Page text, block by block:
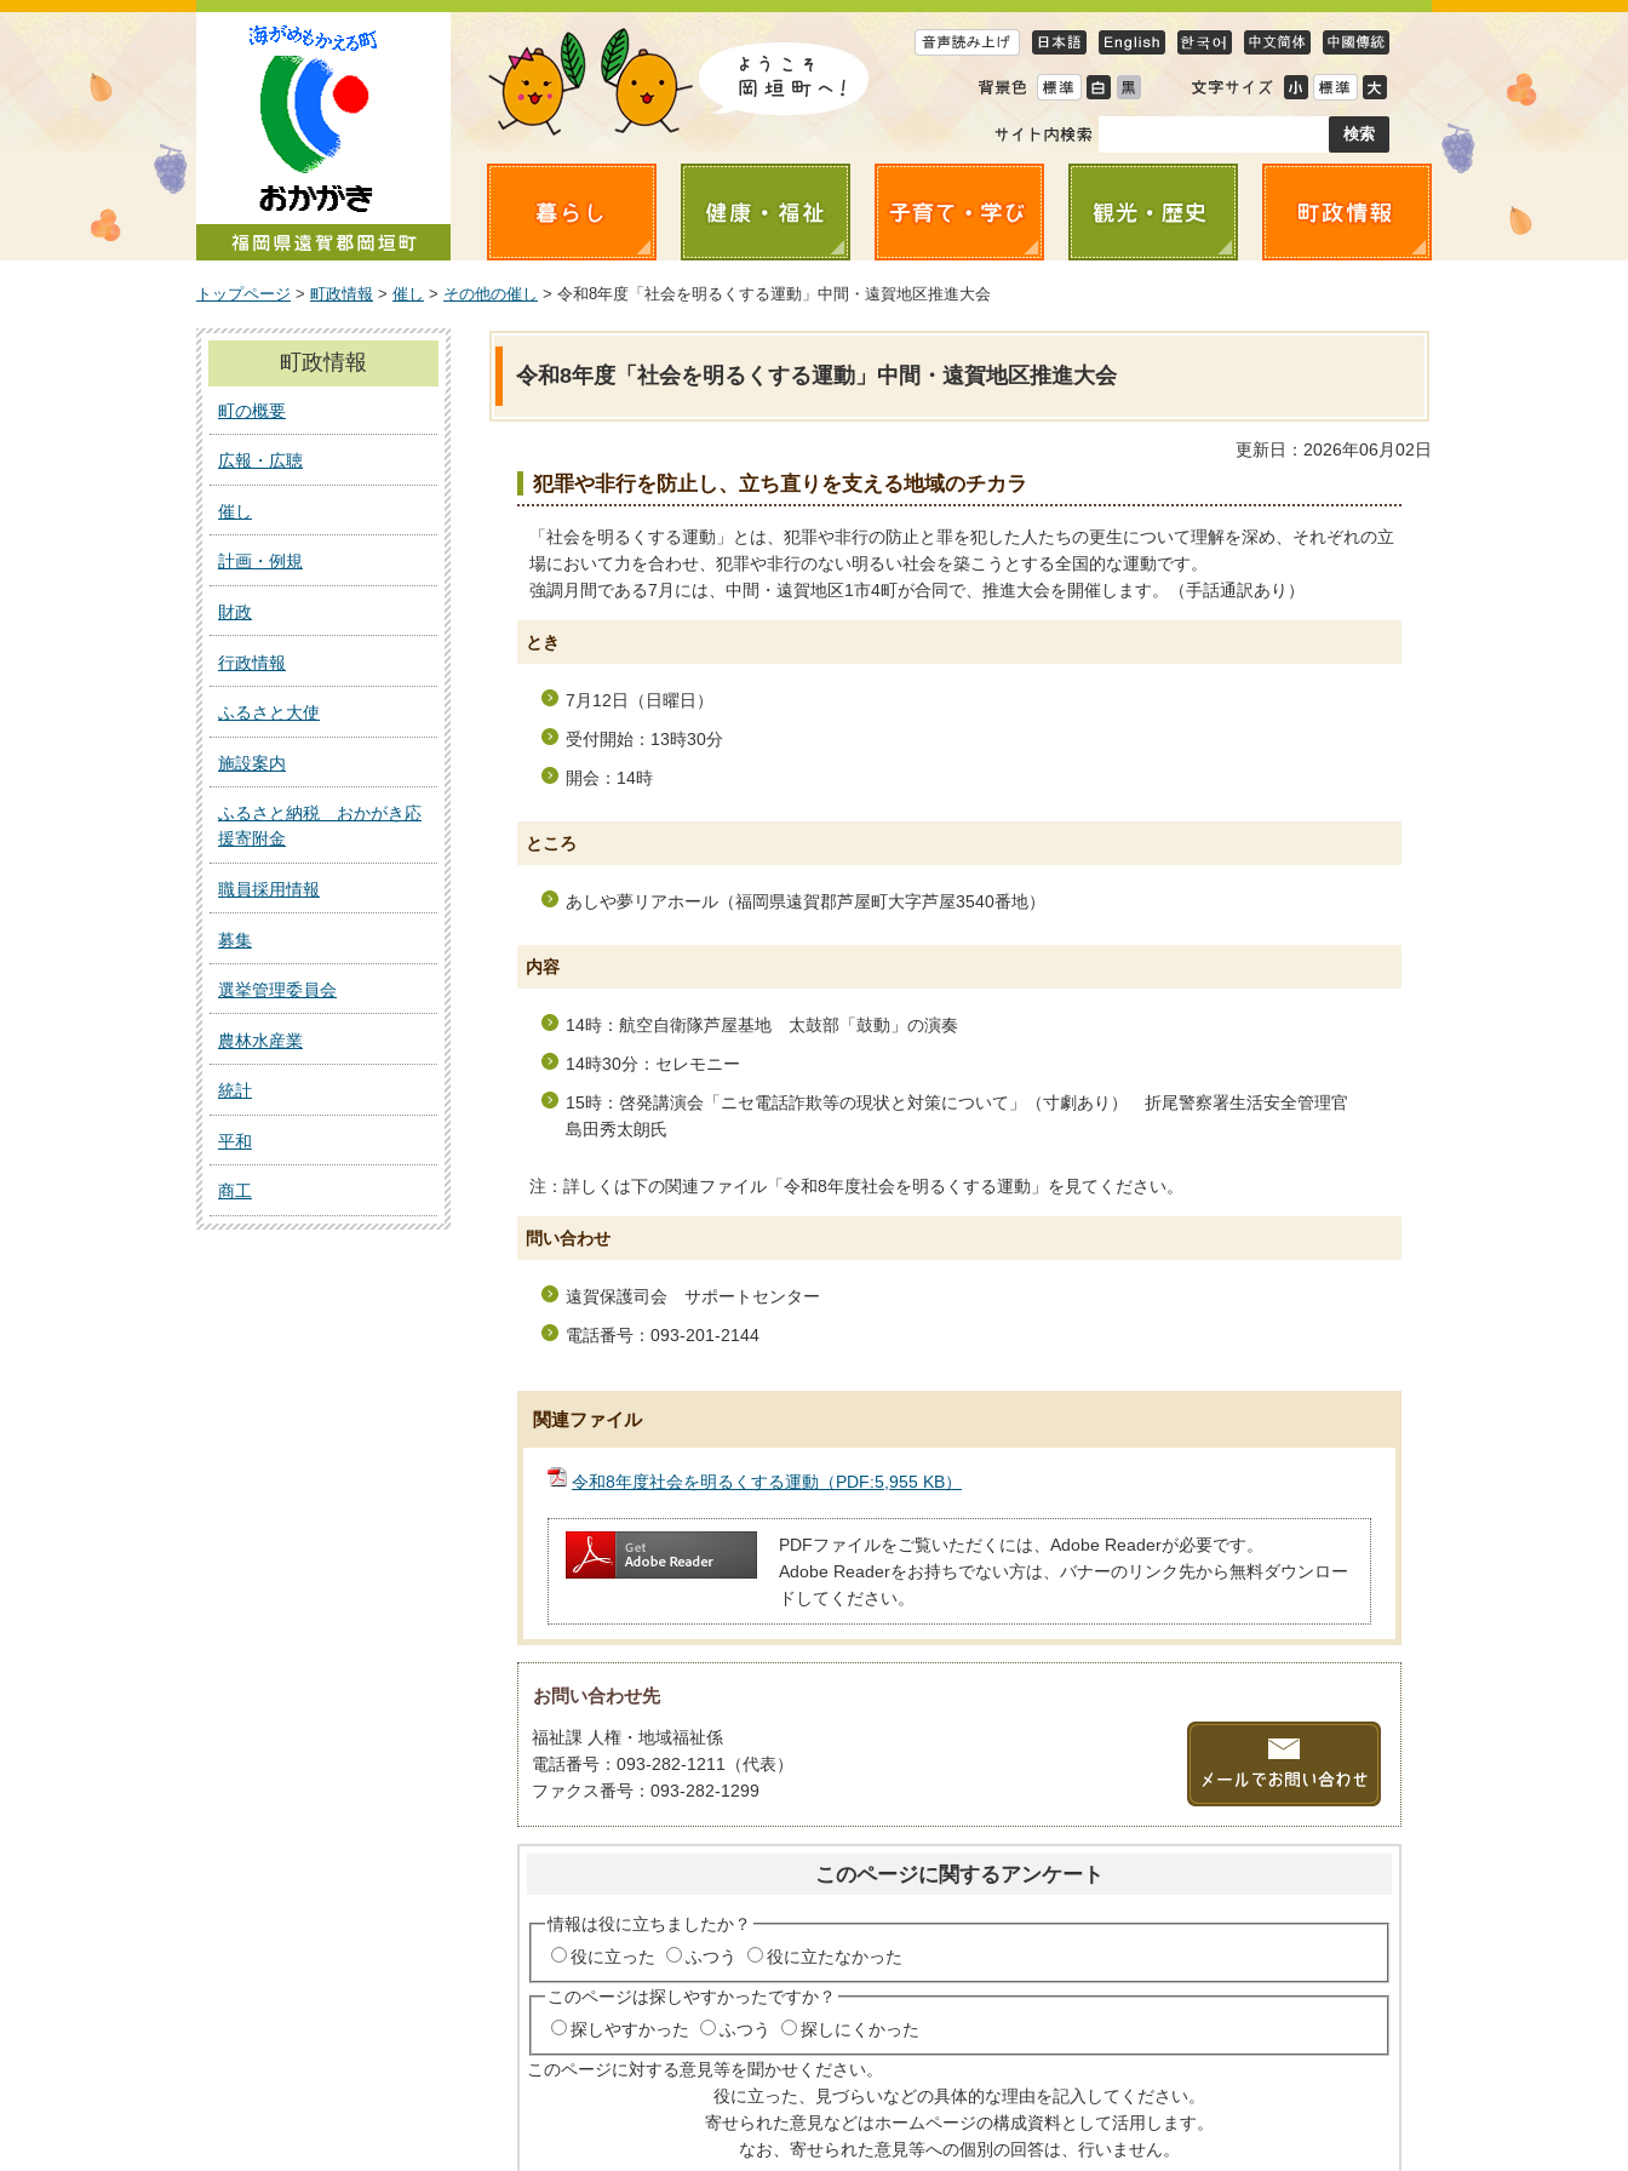
トップページ > 町政情報 > 催し > その他の催し > 令和8年度「社会を明るくする運動」中間・遠賀地区推進大会
令和8年度「社会を明るくする運動」中間・遠賀地区推進大会
更新日：2026年06月02日
犯罪や非行を防止し、立ち直りを支える地域のチカラ
「社会を明るくする運動」とは、犯罪や非行の防止と罪を犯した人たちの更生について理解を深め、それぞれの立
場において力を合わせ、犯罪や非行のない明るい社会を築こうとする全国的な運動です。
強調月間である7月には、中間・遠賀地区1市4町が合同で、推進大会を開催します。（手話通訳あり）
とき
7月12日（日曜日）
受付開始：13時30分
開会：14時
ところ
あしや夢リアホール（福岡県遠賀郡芦屋町大字芦屋3540番地）
内容
14時：航空自衛隊芦屋基地 太鼓部「鼓動」の演奏
14時30分：セレモニー
15時：啓発講演会「ニセ電話詐欺等の現状と対策について」（寸劇あり） 折尾警察署生活安全管理官
島田秀太朗氏
注：詳しくは下の関連ファイル「令和8年度社会を明るくする運動」を見てください。
問い合わせ
遠賀保護司会 サポートセンター
電話番号：093-201-2144
関連ファイル
令和8年度社会を明るくする運動（PDF:5,955 KB）
PDFファイルをご覧いただくには、Adobe Readerが必要です。
Adobe Readerをお持ちでない方は、バナーのリンク先から無料ダウンロー
ドしてください。
お問い合わせ先
福祉課 人権・地域福祉係
電話番号：093-282-1211（代表）
ファクス番号：093-282-1299
このページに関するアンケート
情報は役に立ちましたか？
役に立った
ふつう 役に立たなかった
このページは探しやすかったですか？
探しやすかった
ふつう 探しにくかった
このページに対する意見等を聞かせください。
役に立った、見づらいなどの具体的な理由を記入してください。
寄せられた意見などはホームページの構成資料として活用します。
なお、寄せられた意見等への個別の回答は、行いません。
町政情報
町の概要
広報・広聴
催し
計画・例規
財政
行政情報
ふるさと大使
施設案内
ふるさと納税 おかがき応
援寄附金
職員採用情報
募集
選挙管理委員会
農林水産業
統計
平和
商工